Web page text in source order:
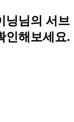
닝님의 서브
인해보세요.